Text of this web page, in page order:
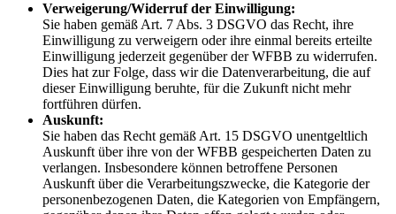
Verweigerung/Widerruf der Einwilligung:
Sie haben gemäß Art. 7 Abs. 3 DSGVO das Recht, ihre
Einwilligung zu verweigern oder ihre einmal bereits erteilte
Einwilligung jederzeit gegenüber der WFBB zu widerrufen.
Dies hat zur Folge, dass wir die Datenverarbeitung, die auf
dieser Einwilligung beruhte, für die Zukunft nicht mehr
fortführen dürfen.
Auskunft:
Sie haben das Recht gemäß Art. 15 DSGVO unentgeltlich
Auskunft über ihre von der WFBB gespeicherten Daten zu
verlangen. Insbesondere können betroffene Personen
Auskunft über die Verarbeitungszwecke, die Kategorie der
personenbezogenen Daten, die Kategorien von Empfängern,